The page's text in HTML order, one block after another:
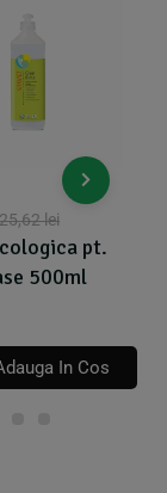
pt.
500ml
25,62lei
In Cos